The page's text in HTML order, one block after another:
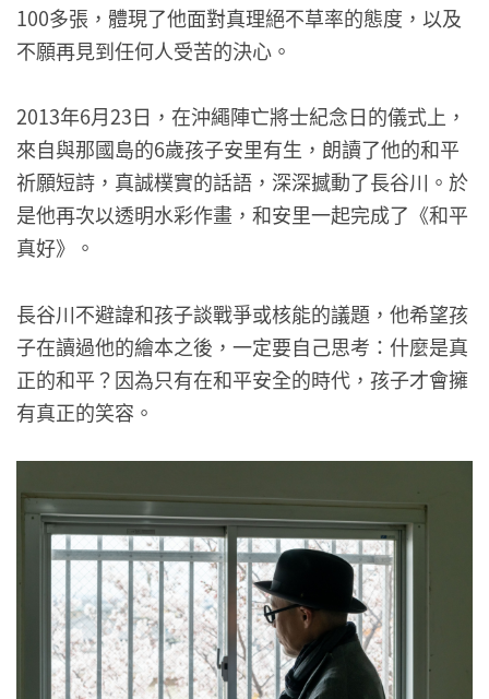
100多張，體現了他面對真理絕不草率的態度，以及
不願再見到任何人受苦的決心。
2013年6月23日，在沖繩陣亡將士紀念日的儀式上，
來自與那國島的6歲孩子安里有生，朗讀了他的和平
祈願短詩，真誠樸實的話語，深深撼動了長谷川。於
是他再次以透明水彩作畫，和安里一起完成了《和平
真好》。
長谷川不避諱和孩子談戰爭或核能的議題，他希望孩
子在讀過他的繪本之後，一定要自己思考：什麼是真
正的和平？因為只有在和平安全的時代，孩子才會擁
有真正的笑容。